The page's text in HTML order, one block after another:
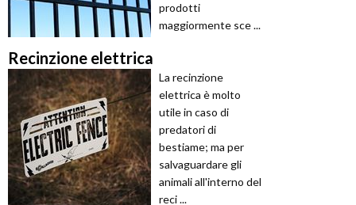
prodotti
maggiormente sce ...
Recinzione elettrica
La recinzione
elettrica è molto
utile in caso di
predatori di
bestiame; ma per
salvaguardare gli
animali all'interno del
reci ...